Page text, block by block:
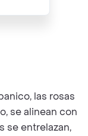
las rosas
se alinean con
se entrelazan,